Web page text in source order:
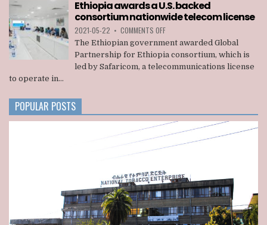
OF
TIGRAY
INTERIM
Ethiopia awards a U.S. backed
consortium nationwide telecom license
2021-05-22 • COMMENTS OFFON
ETHIOPIA
A
U.S.
LICENSE
The Ethiopian government awarded Global
Partnership for Ethiopia consortium, which is
led by Safaricom, a telecommunications license
to operate in...
POPULAR POSTS